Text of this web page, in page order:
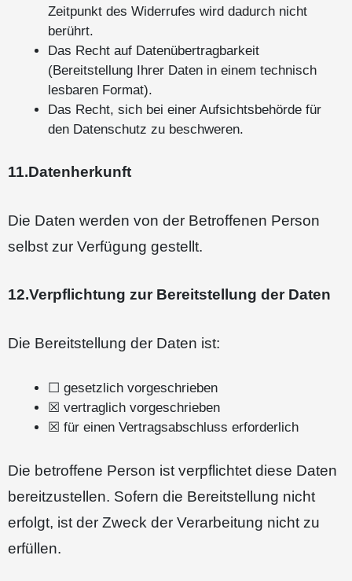
Zeitpunkt des Widerrufes wird dadurch nicht
berührt.
Das Recht auf Datenübertragbarkeit
(Bereitstellung Ihrer Daten in einem technisch
lesbaren Format).
Das Recht, sich bei einer Aufsichtsbehörde für
den Datenschutz zu beschweren.
11.Datenherkunft
Die Daten werden von der Betroffenen Person
selbst zur Verfügung gestellt.
12.Verpflichtung zur Bereitstellung der Daten
Die Bereitstellung der Daten ist:
☐ gesetzlich vorgeschrieben
☒ vertraglich vorgeschrieben
☒ für einen Vertragsabschluss erforderlich
Die betroffene Person ist verpflichtet diese Daten
bereitzustellen. Sofern die Bereitstellung nicht
erfolgt, ist der Zweck der Verarbeitung nicht zu
erfüllen.